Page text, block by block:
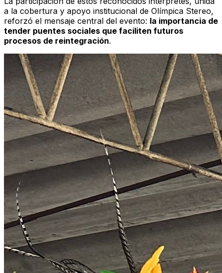
a la cobertura y apoyo institucional de Olímpica Stereo,
reforzó el mensaje central del evento: la importancia de
tender puentes sociales que faciliten futuros
procesos de reintegración.